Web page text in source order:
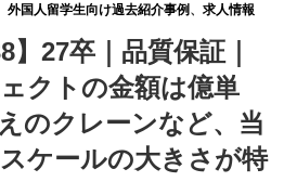
v
i
o
n
外国人留学生向け過去紹介事例 、 求人情報
】27卒｜品質保証｜
クトの金額は億単
のクレーンなど、当
ケールの大きさが特